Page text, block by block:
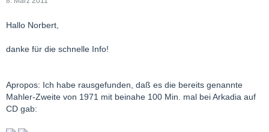
Hallo Norbert,
danke für die schnelle Info!
Apropos: Ich habe rausgefunden, daß es die bereits genannte
Mahler-Zweite von 1971 mit beinahe 100 Min. mal bei Arkadia auf
CD gab: